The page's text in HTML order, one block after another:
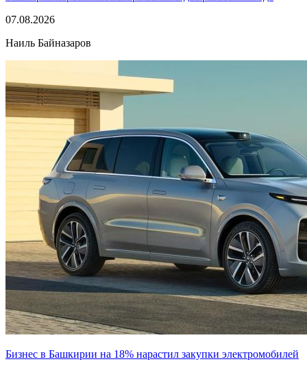
07.08.2026
Наиль Байназаров
Бизнес в Башкирии на 18% нарастил закупки электромобилей